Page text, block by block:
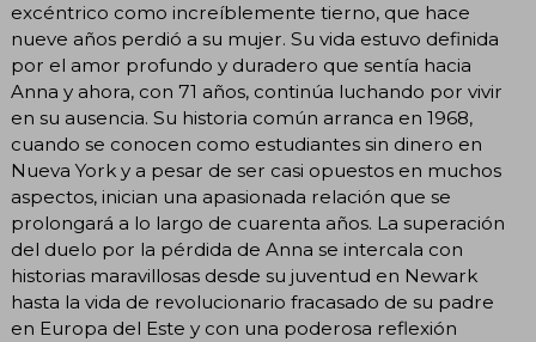
excéntrico como increíblemente tierno, que hace
nueve años perdió a su mujer. Su vida estuvo definida
por el amor profundo y duradero que sentía hacia
Anna y ahora, con 71 años, continúa luchando por vivir
en su ausencia. Su historia común arranca en 1968,
cuando se conocen como estudiantes sin dinero en
Nueva York y a pesar de ser casi opuestos en muchos
aspectos, inician una apasionada relación que se
prolongará a lo largo de cuarenta años. La superación
del duelo por la pérdida de Anna se intercala con
historias maravillosas desde su juventud en Newark
hasta la vida de revolucionario fracasado de su padre
en Europa del Este y con una poderosa reflexión